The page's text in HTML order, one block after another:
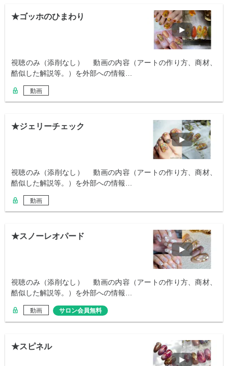
★ゴッホのひまわり
視聴のみ（添削なし） 動画の内容（アートの作り方、商材、
酷似した解説等。）を外部への情報…
動画
★ジェリーチェック
視聴のみ（添削なし） 動画の内容（アートの作り方、商材、
酷似した解説等。）を外部への情報…
動画
★スノーレオパード
視聴のみ（添削なし） 動画の内容（アートの作り方、商材、
酷似した解説等。）を外部への情報…
動画 サロン会員無料
★スピネル